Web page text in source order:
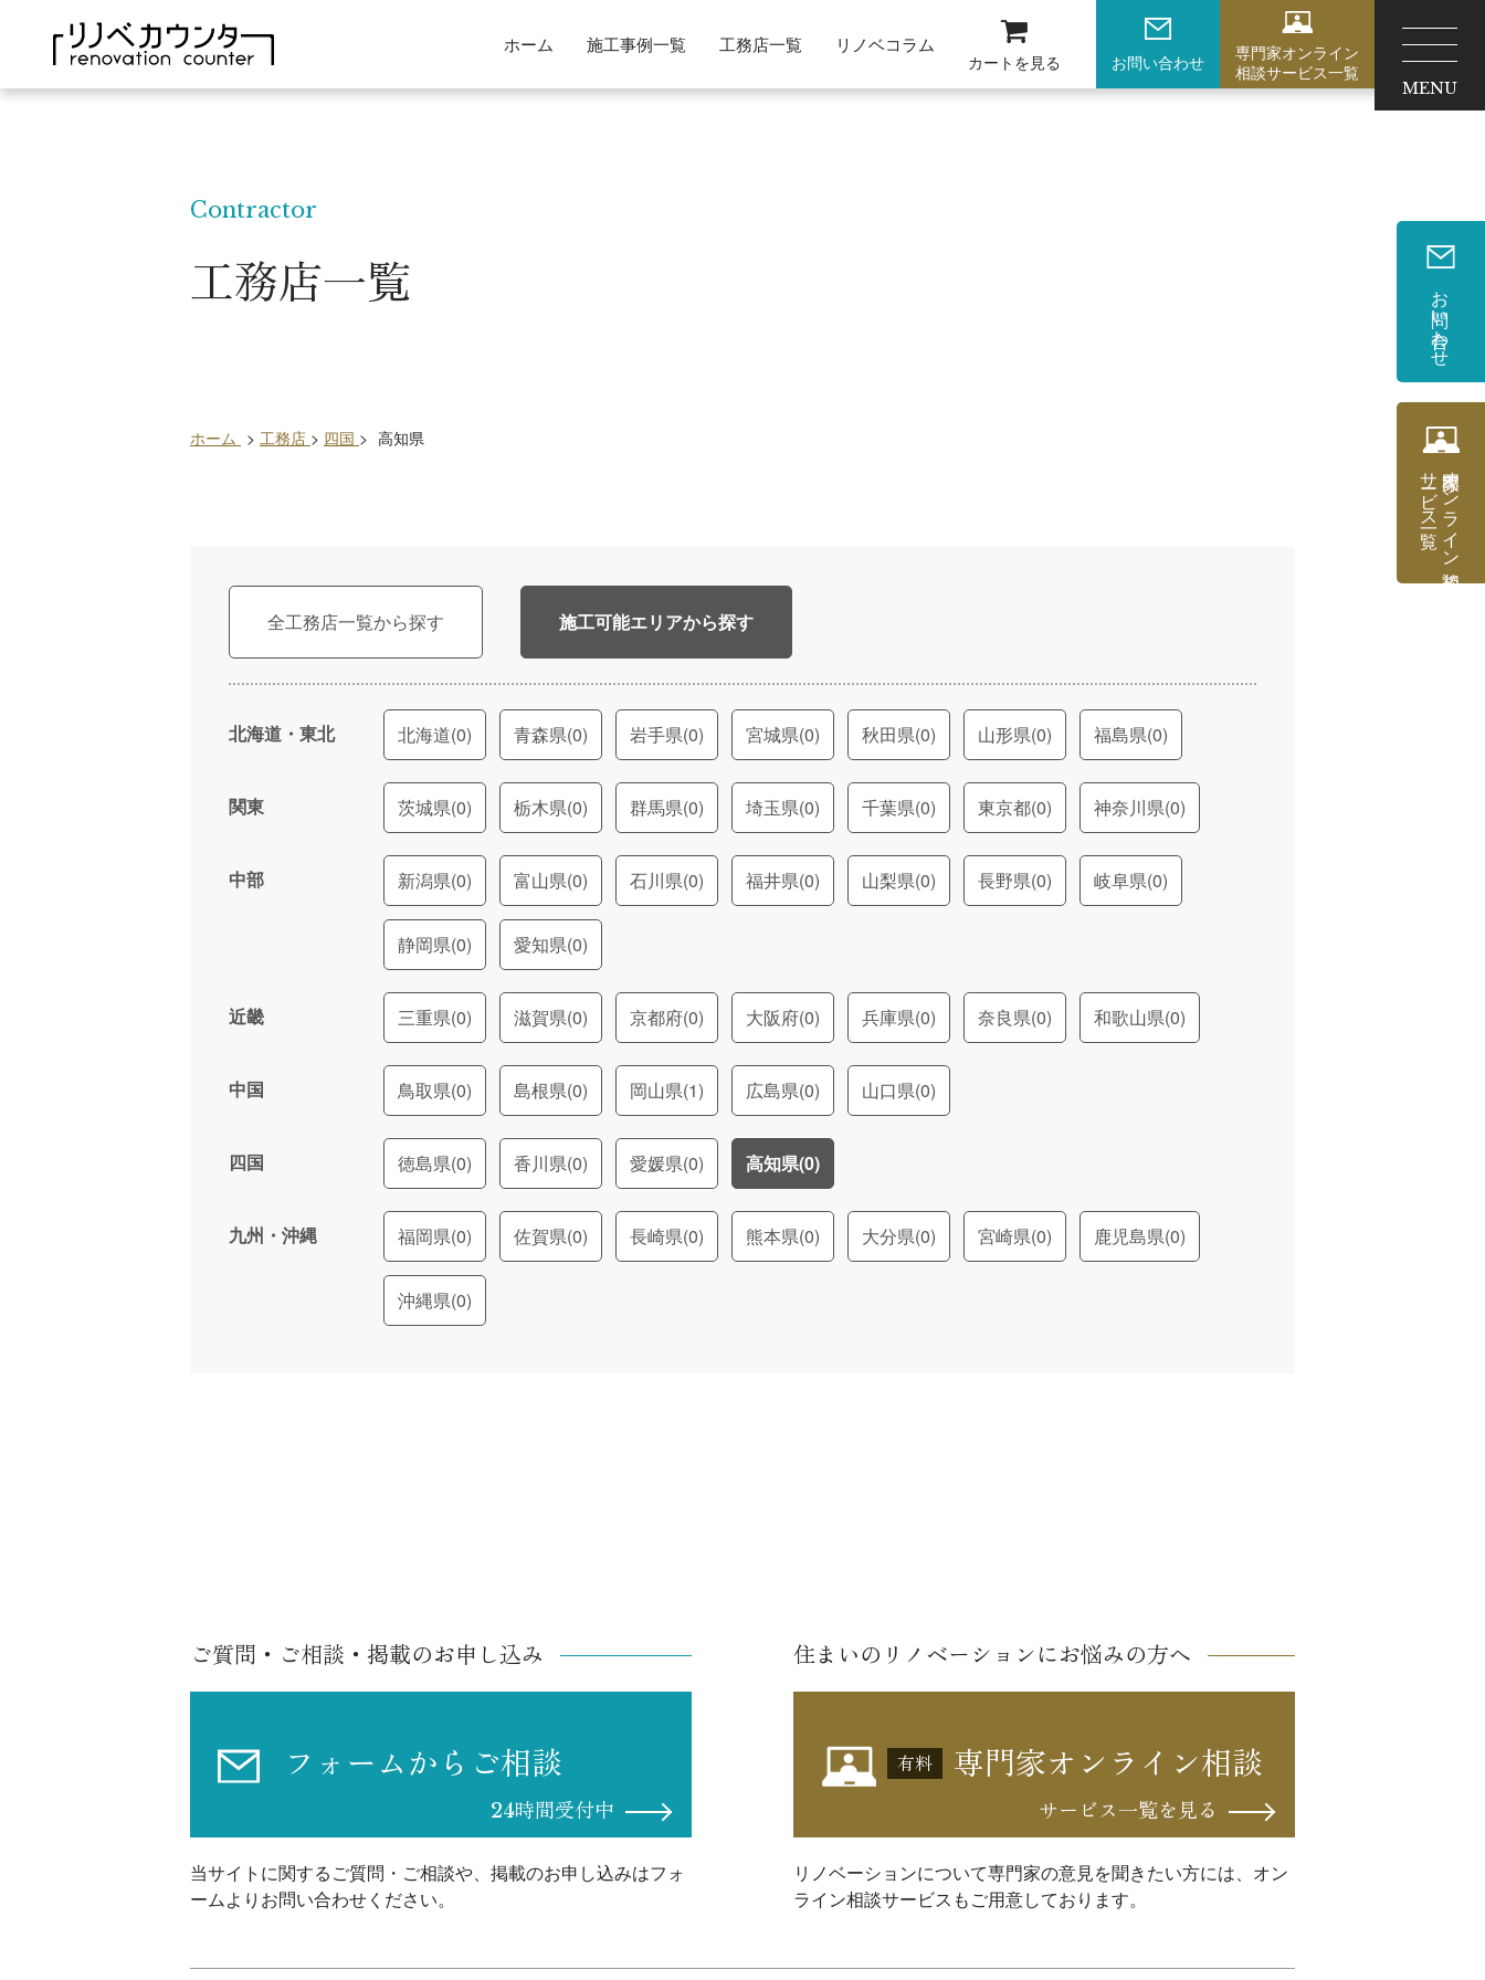
ホーム 施工事例一覧 工務店一覧 リノベコラム
カートを見る お問い合わせ
専門家オンライン
相談サービス一覧
MENU
Contractor
工務店一覧
ホーム > 工務店 > 四国 > 高知県
全工務店一覧 施工可能エリア
北海道・東北 北海道(0) 青森県(0) 岩手県(0) 宮城県(0) 秋田県(0) 山形県(0) 福島県(0)
関東 茨城県(0) 栃木県(0) 群馬県(0) 埼玉県(0) 千葉県(0) 東京都(0) 神奈川県(0)
中部 新潟県(0) 富山県(0) 石川県(0) 福井県(0) 山梨県(0) 長野県(0) 岐阜県(0)
静岡県(0) 愛知県(0)
近畿 三重県(0) 滋賀県(0) 京都府(0) 大阪府(0) 兵庫県(0) 奈良県(0) 和歌山県(0)
中国 鳥取県(0) 島根県(0) 岡山県(1) 広島県(0) 山口県(0)
四国 徳島県(0) 香川県(0) 愛媛県(0) 高知県(0)
九州・沖縄 福岡県(0) 佐賀県(0) 長崎県(0) 熊本県(0) 大分県(0) 宮崎県(0) 鹿児島県(0)
沖縄県(0)
ご質問・ご相談・掲載のお申し込み
フォームからご相談
24時間受付中
当サイトに関するご質問・ご相談や、掲載のお申し込みはフォ
ームよりお問い合わせください。
住まいのリノベーションにお悩みの方へ
有料 専門家オンライン相談
サービス一覧を見る
リノベーションについて専門家の意見を聞きたい方には、オン
ライン相談サービスもご用意しております。
お問い合わせ
専門家オンライン相談
サービス一覧